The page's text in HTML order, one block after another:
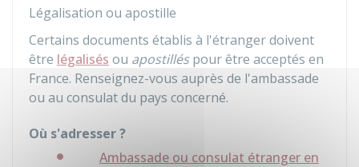
Légalisation ou apostille
Certains documents établis à l'étranger doivent
être légalisés ou apostilléspour être acceptés en
France. Renseignez-vous auprès de l'ambassade
ou au consulat du pays concerné.
Où s'adresser ?
Ambassade ou consulat étranger en